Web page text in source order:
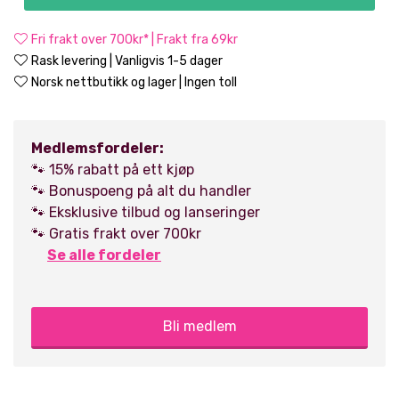
Fri frakt over 700kr* | Frakt fra 69kr
Rask levering | Vanligvis 1-5 dager
Norsk nettbutikk og lager | Ingen toll
Medlemsfordeler:
🐾 15% rabatt på ett kjøp
🐾 Bonuspoeng på alt du handler
🐾 Eksklusive tilbud og lanseringer
🐾 Gratis frakt over 700kr
Se alle fordeler
Bli medlem